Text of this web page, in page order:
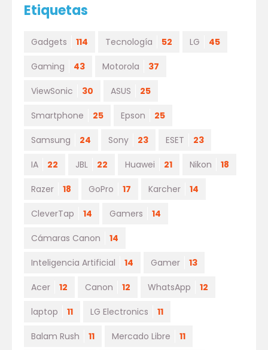
Etiquetas
Gadgets 114 Tecnología 52 LG 45
Gaming 43 Motorola 37
ViewSonic 30 ASUS 25
Smartphone 25 Epson 25
Samsung 24 Sony 23 ESET 23
IA 22 JBL 22 Huawei 21 Nikon 18
Razer 18 GoPro 17 Karcher 14
CleverTap 14 Gamers 14
Cámaras Canon 14
Inteligencia Artificial 14 Gamer 13
Acer 12 Canon 12 WhatsApp 12
laptop 11 LG Electronics 11
Balam Rush 11 Mercado Libre 11